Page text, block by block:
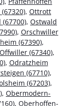
, Ottrott
, Ostwald
, Orschwiller
(67390),
Offwiller (67340),
, Odratzheim
(67710),
(67203),
, Obermodern-
, Oberhoffen-